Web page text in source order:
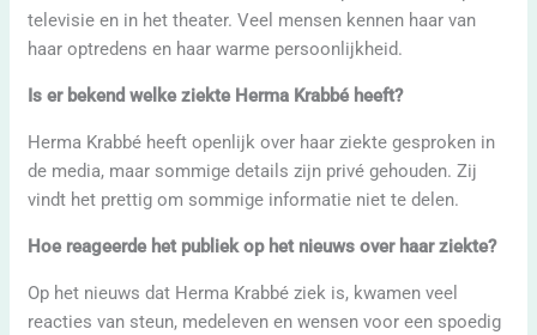
televisie en in het theater. Veel mensen kennen haar van
haar optredens en haar warme persoonlijkheid.
Is er bekend welke ziekte Herma Krabbé heeft?
Herma Krabbé heeft openlijk over haar ziekte gesproken in
de media, maar sommige details zijn privé gehouden. Zij
vindt het prettig om sommige informatie niet te delen.
Hoe reageerde het publiek op het nieuws over haar ziekte?
Op het nieuws dat Herma Krabbé ziek is, kwamen veel
reacties van steun, medeleven en wensen voor een spoedig